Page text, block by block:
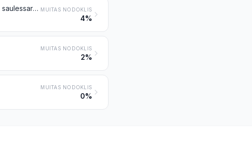
Lietussargi un saulessargi (ieskaitot spieķveida lietussargus, dārza saulessargus un tamlīdzīgus izstrādājumus) MUITAS NODOKLIS
4%
MUITAS NODOKLIS
2%
MUITAS NODOKLIS
0%